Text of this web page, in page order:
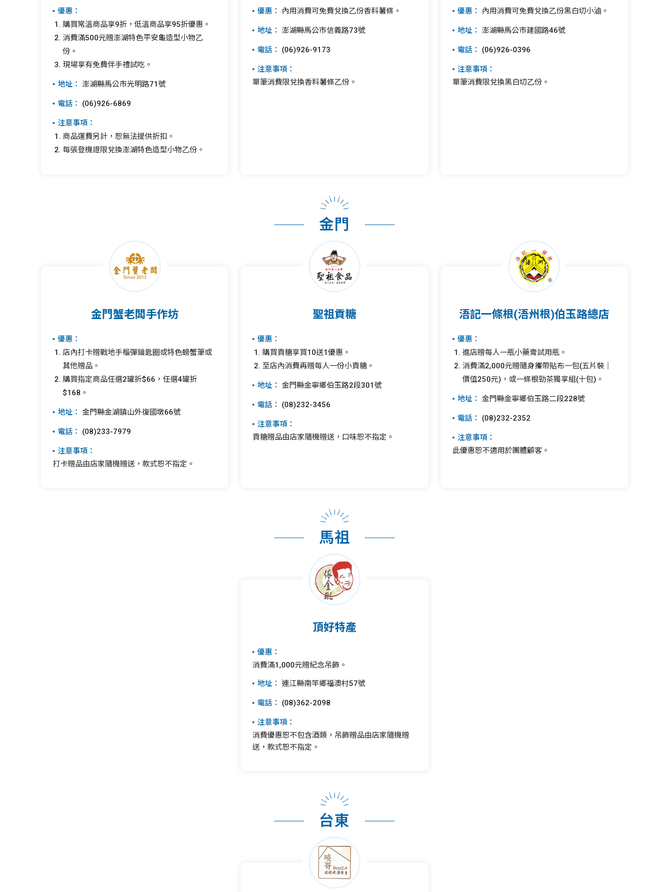
優惠：
購買常溫商品享9折，低溫商品享95折優惠。
消費滿500元贈澎湖特色平安龜造型小物乙
份。
現場享有免費伴手禮試吃。
地址： 澎湖縣馬公市光明路71號
電話： (06)926-6869
注意事項：
商品運費另計，恕無法提供折扣。
每張登機證限兌換澎湖特色造型小物乙份。
優惠： 內用消費可免費兌換乙份香料薯條。
地址： 澎湖縣馬公市信義路73號
電話： (06)926-9173
注意事項：
單筆消費限兌換香料薯條乙份。
優惠： 內用消費可免費兌換乙份黑白切小滷。
地址： 澎湖縣馬公市建國路46號
電話： (06)926-0396
注意事項：
單筆消費限兌換黑白切乙份。
金門
金門蟹老闆手作坊
優惠：
店內打卡贈戰地手榴彈鑰匙圈或特色螃蟹筆或
其他贈品。
購買指定商品任選2罐折$66，任選4罐折
$168。
地址： 金門縣金湖鎮山外復國墩66號
電話： (08)233-7979
注意事項：
打卡贈品由店家隨機贈送，款式恕不指定。
聖祖貢糖
優惠：
購買貢糖享買10送1優惠。
至店內消費再贈每人一份小貢糖。
地址： 金門縣金寧鄉伯玉路2段301號
電話： (08)232-3456
注意事項：
貢糖贈品由店家隨機贈送，口味恕不指定。
浯記一條根(浯州根)伯玉路總店
優惠：
進店贈每人一瓶小藥膏試用瓶。
消費滿2,000元贈隨身攜帶貼布一包(五片裝｜
價值250元)，或一條根勁茶獨享組(十包)。
地址： 金門縣金寧鄉伯玉路二段228號
電話： (08)232-2352
注意事項：
此優惠恕不適用於團體顧客。
馬祖
頂好特產
優惠：
消費滿1,000元贈紀念吊飾。
地址： 連江縣南竿鄉福澳村57號
電話： (08)362-2098
注意事項：
消費優惠恕不包含酒類，吊飾贈品由店家隨機贈
送，款式恕不指定。
台東